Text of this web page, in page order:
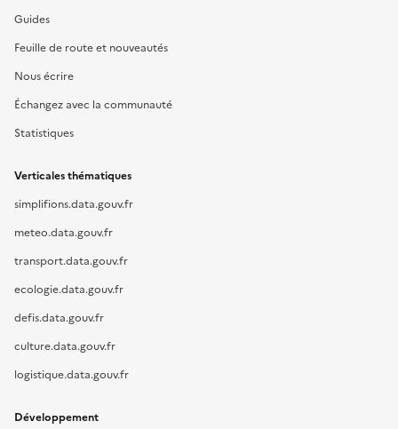
Guides
Feuille de route et nouveautés
Nous écrire
Échangez avec la communauté
Statistiques
Verticales thématiques
simplifions.data.gouv.fr
meteo.data.gouv.fr
transport.data.gouv.fr
ecologie.data.gouv.fr
defis.data.gouv.fr
culture.data.gouv.fr
logistique.data.gouv.fr
Développement